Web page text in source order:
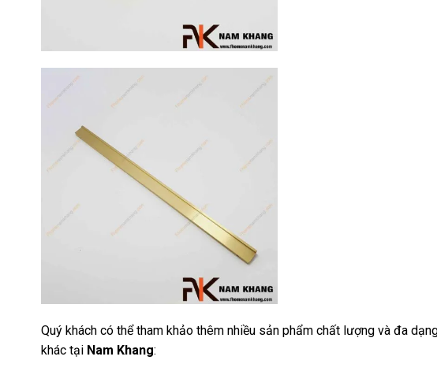
Quý khách có thể tham khảo thêm nhiều sản phẩm chất lượng và đa
khác tại Nam Khang: